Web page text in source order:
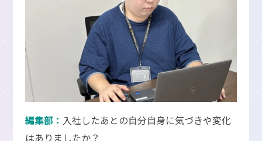
編集部： 入社したあとの自分自身に気づきや変化
はありましたか？